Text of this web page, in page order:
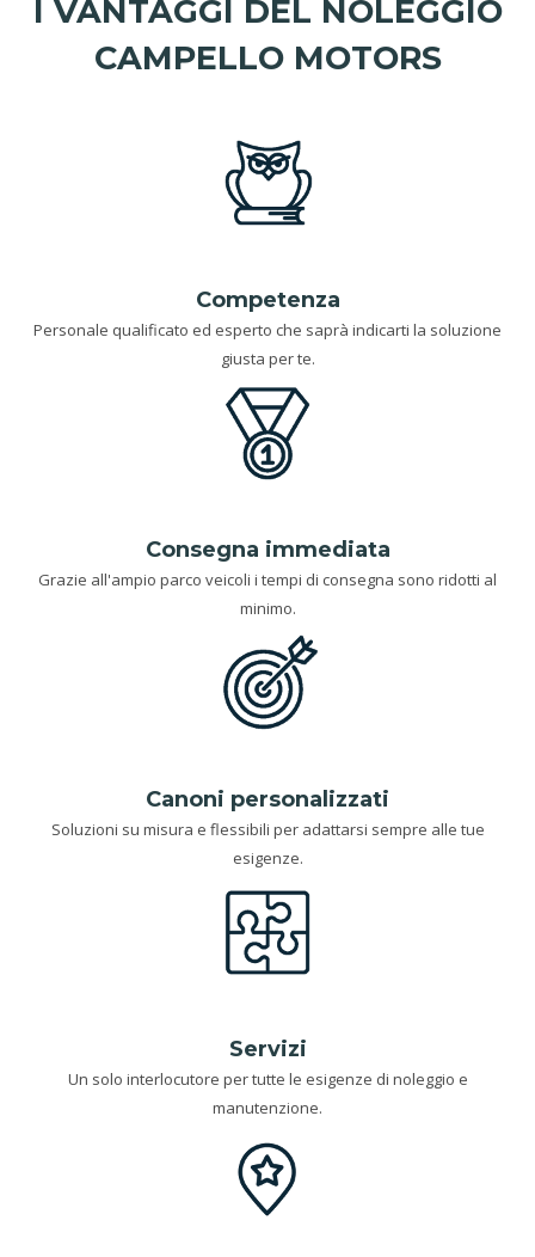
I VANTAGGI DEL NOLEGGIO
CAMPELLO MOTORS
Competenza
Personale qualificato ed esperto che saprà indicarti la soluzione
giusta per te.
Consegna immediata
Grazie all'ampio parco veicoli i tempi di consegna sono ridotti al
minimo.
Canoni personalizzati
Soluzioni su misura e flessibili per adattarsi sempre alle tue
esigenze.
Servizi
Un solo interlocutore per tutte le esigenze di noleggio e
manutenzione.